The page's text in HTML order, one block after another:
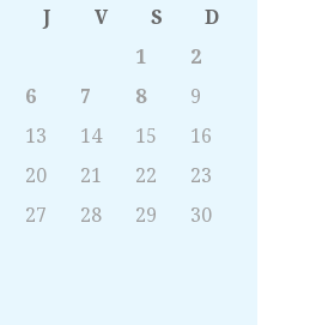
J V S
D
1
2
6 7 8
9
13 14 15
16
20 21 22
23
27 28 29
30